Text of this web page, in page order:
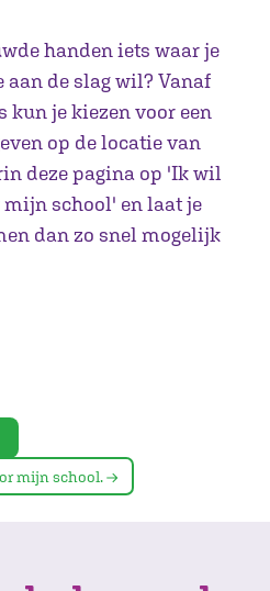
handen iets waar je
aan de slag wil? Vanaf
kun je kiezen voor een
op de locatie van
deze pagina op 'Ik wil
school' en laat je
dan zo snel mogelijk
mijn school.